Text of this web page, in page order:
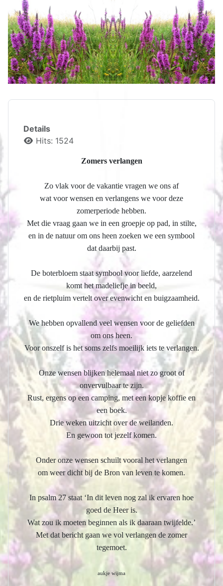
Details
Hits: 1524
Zomers verlangen
Zo vlak voor de vakantie vragen we ons af
wat voor wensen en verlangens we voor deze
zomerperiode hebben.
Met die vraag gaan we in een groepje op pad, in stilte,
en in de natuur om ons heen zoeken we een symbool
dat daarbij past.
De boterbloem staat symbool voor liefde, aarzelend
komt het madeliefje in beeld,
en de rietpluim vertelt over evenwicht en buigzaamheid.
We hebben opvallend veel wensen voor de geliefden
om ons heen.
Voor onszelf is het soms zelfs moeilijk iets te verlangen.
Onze wensen blijken helemaal niet zo groot of
onvervulbaar te zijn.
Rust, ergens op een camping, met een kopje koffie en
een boek.
Drie weken uitzicht over de weilanden.
En gewoon tot jezelf komen.
Onder onze wensen schuilt vooral het verlangen
om weer dicht bij de Bron van leven te komen.
In psalm 27 staat ‘In dit leven nog zal ik ervaren hoe
goed de Heer is.
Wat zou ik moeten beginnen als ik daaraan twijfelde.’
Met dat bericht gaan we vol verlangen de zomer
tegemoet.
aukje wijma